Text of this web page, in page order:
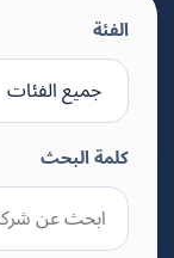
كلمة البحث